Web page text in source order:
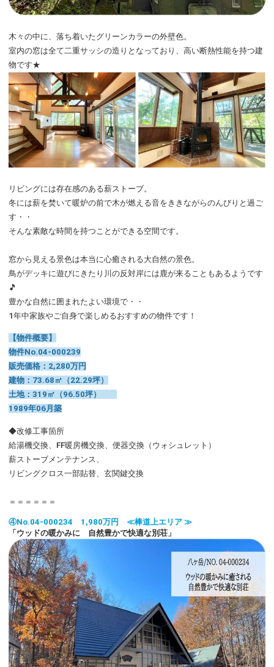
木々の中に、落ち着いたグリーンカラーの外壁色。
室内の窓は全て二重サッシの造りとなっており、高い断熱性能を持つ建
物です★
リビングには存在感のある薪ストーブ。
冬には薪を焚いて暖炉の前で木が燃える音をききながらのんびりと過ご
す・・
そんな素敵な時間を持つことができる空間です。
窓から見える景色は本当に心癒される大自然の景色。
鳥がデッキに遊びにきたり川の反対岸には鹿が来ることもあるようです
🎵
豊かな自然に囲まれたよい環境で・・
1年中家族やご自身で楽しめるおすすめの物件です！
【物件概要】
物件No.04-000239
販売価格：2,280万円
建物：73.68㎡（22.29坪）
土地：319㎡（96.50坪）
1989年06月築
◆改修工事箇所
給湯機交換、FF暖房機交換、便器交換（ウォシュレット）
薪ストーブメンテナンス、
リビングクロス一部貼替、玄関鍵交換
＝＝＝＝＝＝
④No.04-000234 1,980万円 ≪棒道上エリア ≫
「ウッドの暖かみに 自然豊かで快適な別荘」